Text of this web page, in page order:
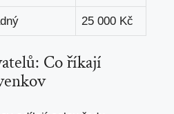
25 000 Kč
Co říkají